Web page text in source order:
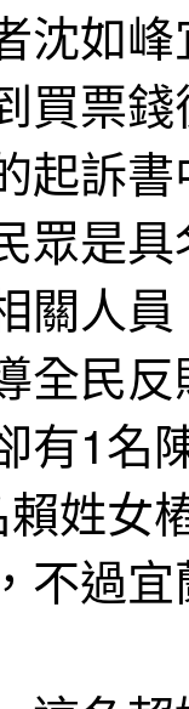
沈如
買票
起訴
眾是
關人員
全民
有1名
姓女
不過